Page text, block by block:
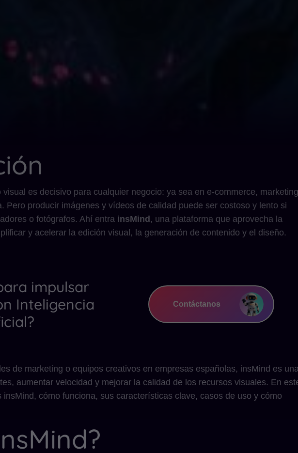
es decisivo para cualquier negocio: ya sea en e-commerce,
Pero producir imágenes y vídeos de calidad puede ser costoso y lento si
o fotógrafos. Ahí entra insMind, una plataforma que aprovecha la
y acelerar la edición visual, la generación de contenido y el diseño.
impulsar
Inteligencia
Contáctanos
de marketing o equipos creativos en empresas españolas, insMind es una
aumentar velocidad y mejorar la calidad de los recursos visuales. En
cómo funciona, sus características clave, casos de uso y cómo